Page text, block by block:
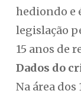
hediondo e
legislação
15 anos de
Dados do
Na área